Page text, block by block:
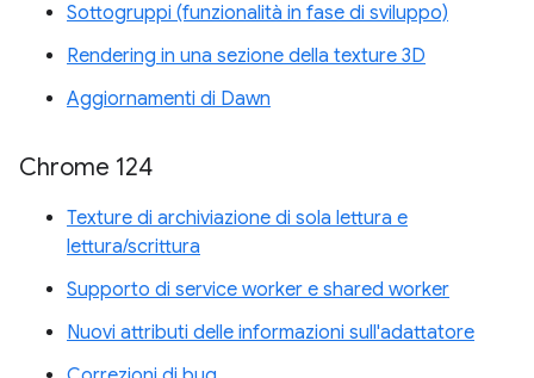
Sottogruppi (funzionalità in fase di sviluppo)
Rendering in una sezione della texture 3D
Aggiornamenti di Dawn
Chrome 124
Texture di archiviazione di sola lettura e
lettura/scrittura
Supporto di service worker e shared worker
Nuovi attributi delle informazioni sull'adattatore